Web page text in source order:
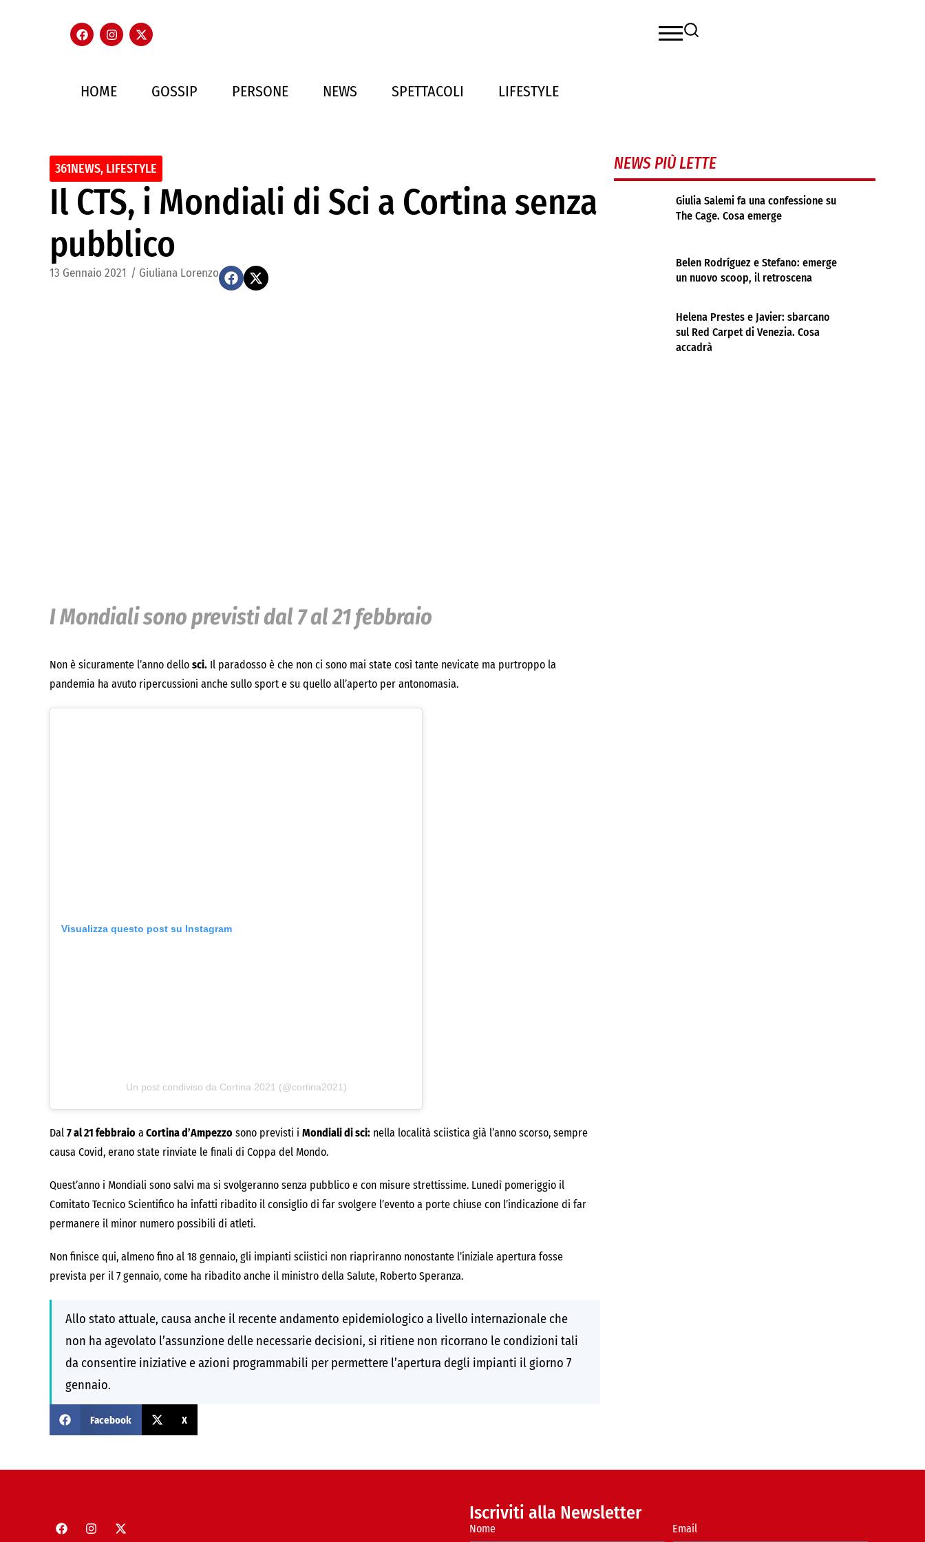
HOME GOSSIP PERSONE NEWS SPETTACOLI LIFESTYLE
361NEWS, LIFESTYLE
Il CTS, i Mondiali di Sci a Cortina senza
pubblico
13 Gennaio 2021 / Giuliana Lorenzo
I Mondiali sono previsti dal 7 al 21 febbraio
Non è sicuramente l’anno dello sci. Il paradosso è che non ci sono mai state così tante nevicate ma purtroppo la
pandemia ha avuto ripercussioni anche sullo sport e su quello all’aperto per antonomasia.
Visualizza questo post su Instagram
Un post condiviso da Cortina 2021 (@cortina2021)
Dal 7 al 21 febbraio a Cortina d’Ampezzo sono previsti i Mondiali di sci: nella località sciistica già l’anno scorso, sempre
causa Covid, erano state rinviate le finali di Coppa del Mondo.
Quest’anno i Mondiali sono salvi ma si svolgeranno senza pubblico e con misure strettissime. Lunedì pomeriggio il
Comitato Tecnico Scientifico ha infatti ribadito il consiglio di far svolgere l’evento a porte chiuse con l’indicazione di far
permanere il minor numero possibili di atleti.
Non finisce qui, almeno fino al 18 gennaio, gli impianti sciistici non riapriranno nonostante l’iniziale apertura fosse
prevista per il 7 gennaio, come ha ribadito anche il ministro della Salute, Roberto Speranza.
Allo stato attuale, causa anche il recente andamento epidemiologico a livello internazionale che
non ha agevolato l’assunzione delle necessarie decisioni, si ritiene non ricorrano le condizioni tali
da consentire iniziative e azioni programmabili per permettere l’apertura degli impianti il giorno 7
gennaio.
Facebook X
NEWS PIÙ LETTE
Giulia Salemi fa una confessione su
The Cage. Cosa emerge
Belen Rodríguez e Stefano: emerge
un nuovo scoop, il retroscena
Helena Prestes e Javier: sbarcano
sul Red Carpet di Venezia. Cosa
accadrà
Iscriviti alla Newsletter
Nome Email